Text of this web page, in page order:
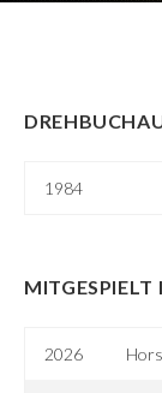
1984
MITGESPIELT
2026